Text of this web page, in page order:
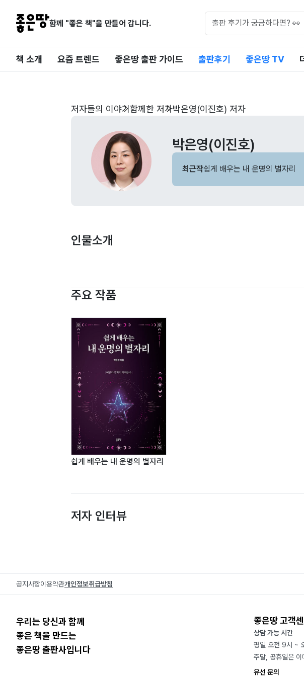
함께 "좋은 책"을 만들어 갑니다.
책 소개 요즘 트렌드 좋은땅 출판 가이드 출판후기 좋은땅 TV
저자들의 이야기 함께한 저자박은영(이진호) 저자
박은영(이진호)
최근작쉽게 배우는 내 운명의 별자리
인물소개
주요 작품
쉽게 배우는 내 운명의 별자리
저자 인터뷰
공지사항이용약관개인정보취급방침
우리는 당신과 함께
좋은 책을 만드는
좋은땅 출판사입니다
좋은땅 고객
상담 가능 시간
평일 오전 9시 ~
주말, 공휴일은 이
유선 문의